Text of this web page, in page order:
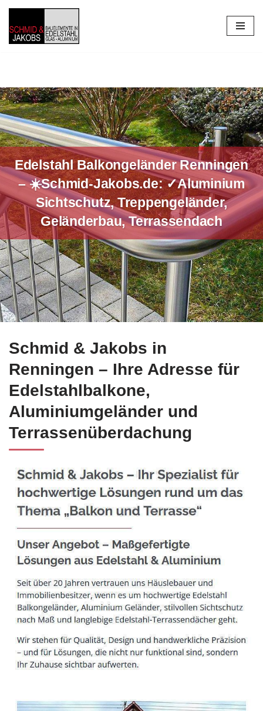
Zum
Inhalt
Edelstahl Balkongeländer Renningen
– ☀️Schmid-Jakobs.de: ✓Aluminium
Sichtschutz, Treppengeländer,
Geländerbau, Terrassendach
Jetzt bei ☀️Schmid-Jakobs.de für Renningen Edelstahl
Schmid & Jakobs in
Renningen – Ihre Adresse für
Edelstahlbalkone,
Aluminiumgeländer und
Terrassenüberdachung